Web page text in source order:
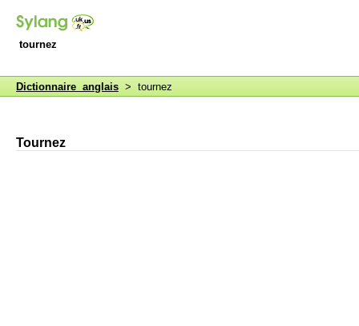
tournez
Dictionnaire anglais > tournez
Tournez